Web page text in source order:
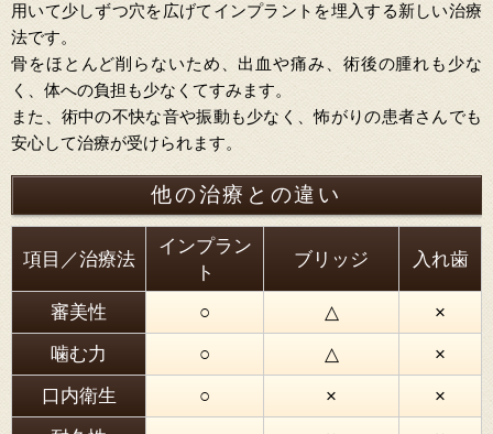
用いて少しずつ穴を広げてインプラントを埋入する新しい治療
法です。
骨をほとんど削らないため、出血や痛み、術後の腫れも少な
く、体への負担も少なくてすみます。
また、術中の不快な音や振動も少なく、怖がりの患者さんでも
安心して治療が受けられます。
他の治療との違い
項目／治療法
インプラン
ト
ブリッジ 入れ歯
審美性 ○ △
×
噛む力
○ △
×
口内衛生
○ ×
×